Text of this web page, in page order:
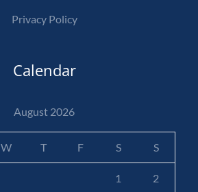
Privacy Policy
Calendar
August 2026
W T F S S
1 2